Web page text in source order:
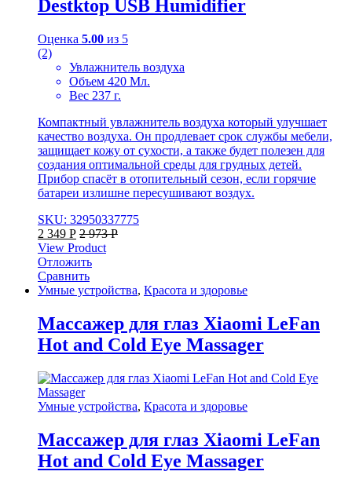
Destktop USB Humidifier
Оценка 5.00 из 5
(2)
Увлажнитель воздуха
Объем 420 Мл.
Вес 237 г.
Компактный увлажнитель воздуха который улучшает
качество воздуха. Он продлевает срок службы мебели,
защищает кожу от сухости, а также будет полезен для
создания оптимальной среды для грудных детей.
Прибор спасёт в отопительный сезон, если горячие
батареи излишне пересушивают воздух.
SKU: 32950337775
2 349 Р 2 973Р
View Product
Отложить
Сравнить
Умные устройства, Красота и здоровье
Массажер для глаз Xiaomi LeFan
Hot and Cold Eye Massager
Умные устройства, Красота и здоровье
Массажер для глаз Xiaomi LeFan
Hot and Cold Eye Massager